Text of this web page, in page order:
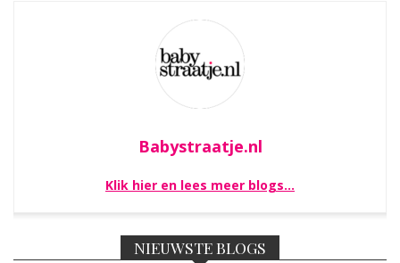
Babystraatje.nl
Klik hier en lees meer blogs…
NIEUWSTE BLOGS